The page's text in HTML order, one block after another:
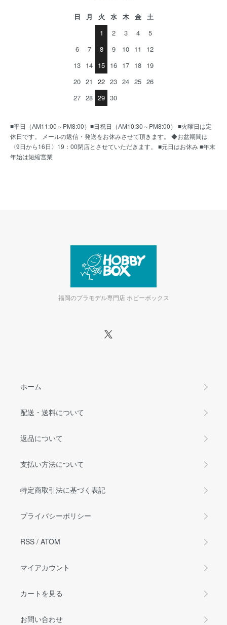
日 月 火 水 木 金
土
1
2 3 4
5
6
7 8 9 10 11
12
13 14 15 16 17 18 19
20 21 22 23 24 25 26
27 28 29 30
■平日（AM11:00～PM8:00）■日祝日（AM10:30～PM8:00） ■火曜日は定
休日です。 メールの返信・発送をお休みさせて頂きます。 ◆お盆期間は
〈9日から16日〉19：00閉店とさせていただきます。 ■元日はお休み ■年末
年始は短縮営業
福岡のプラモデル専門店 ホビーボックス
ホーム
配送・送料について
返品について
支払い方法について
特定商取引法に基づく表記
プライバシーポリシー
RSS / ATOM
マイアカウント
カートを見る
お問い合わせ